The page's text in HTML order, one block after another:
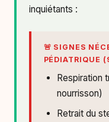
inquiétants :
🚨 SIGNES
PÉDIATRIQUE
Respiration
nourrisson)
Retrait du